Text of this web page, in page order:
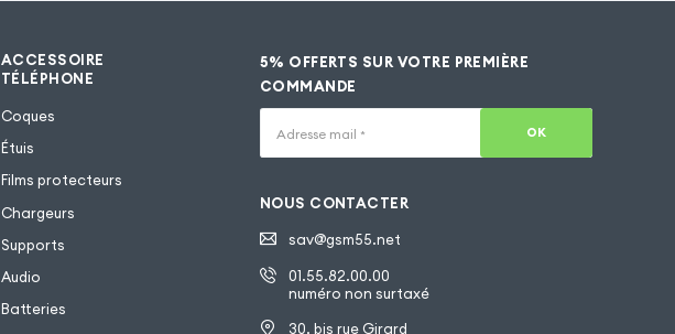
ACCESSOIRE
TÉLÉPHONE
Coques
Étuis
Films protecteurs
Chargeurs
Supports
Audio
Batteries
5% OFFERTS SUR VOTRE PREMIÈRE
COMMANDE
Adresse mail * OK
NOUS CONTACTER
sav@gsm55.net
01.55.82.00.00
numéro non surtaxé
30, bis rue Girard